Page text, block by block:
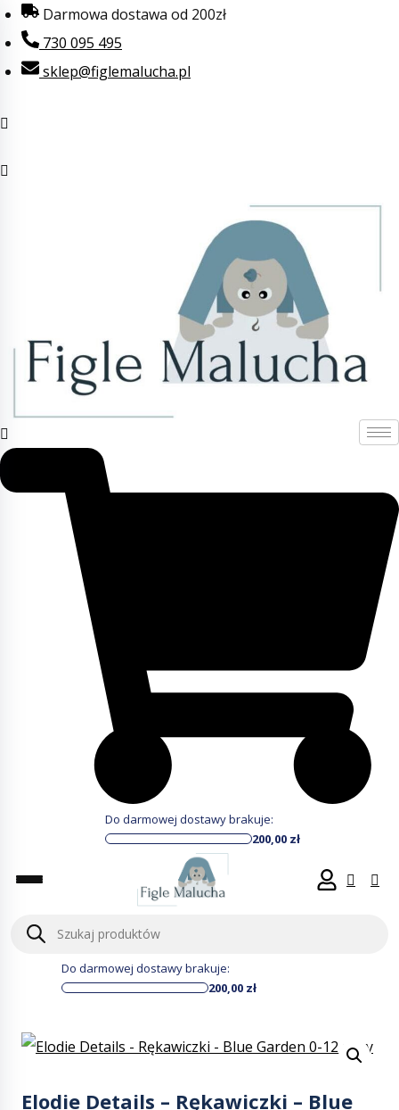
Przejdź
do
treści
Darmowa dostawa od 200zł
730 095 495
sklep@figlemalucha.pl
Do darmowej dostawy brakuje:
200,00 zł
Wyszukiwarka
produktów
Do darmowej dostawy brakuje:
200,00 zł
Elodie Details – Rękawiczki – Blue